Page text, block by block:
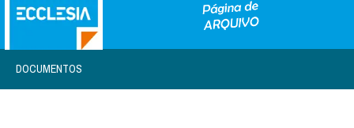
DOCUMENTOS